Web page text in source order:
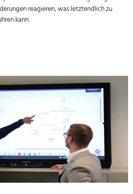
reagieren, was letztendlich zu
kann.